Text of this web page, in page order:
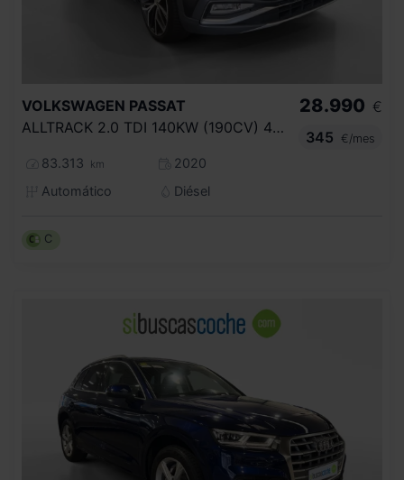
VOLKSWAGEN PASSAT
ALLTRACK 2.0 TDI 140KW (190CV) 4MOT DSG
83.313 km
2020
Automático
Diésel
28.990 €
345
€/mes
C